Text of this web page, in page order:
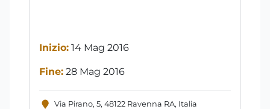
Inizio: 14 Mag 2016
Fine: 28 Mag 2016
Via Pirano, 5, 48122 Ravenna RA, Italia